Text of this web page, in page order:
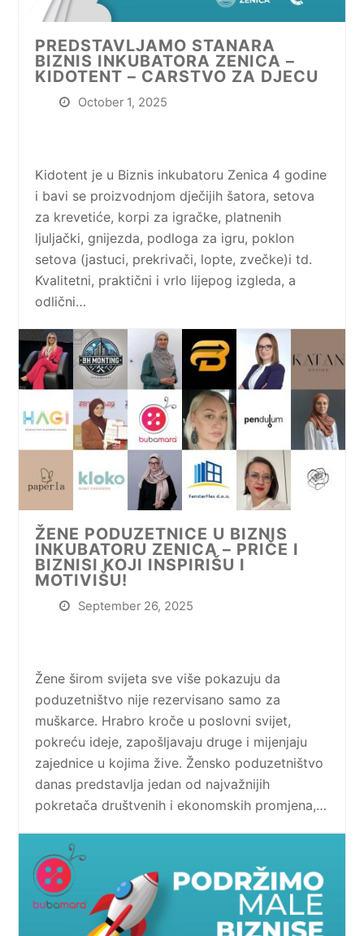
PREDSTAVLJAMO STANARA
BIZNIS INKUBATORA ZENICA –
KIDOTENT – CARSTVO ZA DJECU
October 1, 2025
Kidotent je u Biznis inkubatoru Zenica 4 godine
i bavi se proizvodnjom dječijih šatora, setova
za krevetiće, korpi za igračke, platnenih
ljuljački, gnijezda, podloga za igru, poklon
setova (jastuci, prekrivači, lopte, zvečke)i td.
Kvalitetni, praktični i vrlo lijepog izgleda, a
odlični…
ŽENE PODUZETNICE U BIZNIS
INKUBATORU ZENICA – PRIČE I
BIZNISI KOJI INSPIRIŠU I
MOTIVIŠU!
September 26, 2025
Žene širom svijeta sve više pokazuju da
poduzetništvo nije rezervisano samo za
muškarce. Hrabro kroče u poslovni svijet,
pokreću ideje, zapošljavaju druge i mijenjaju
zajednice u kojima žive. Žensko poduzetništvo
danas predstavlja jedan od najvažnijih
pokretača društvenih i ekonomskih promjena,…